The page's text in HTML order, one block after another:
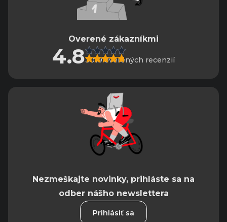
Overené zákazníkmi
4.83019 overených recenzií
Nezmeškajte novinky, prihláste sa na
odber nášho newslettera
Prihlásiť sa